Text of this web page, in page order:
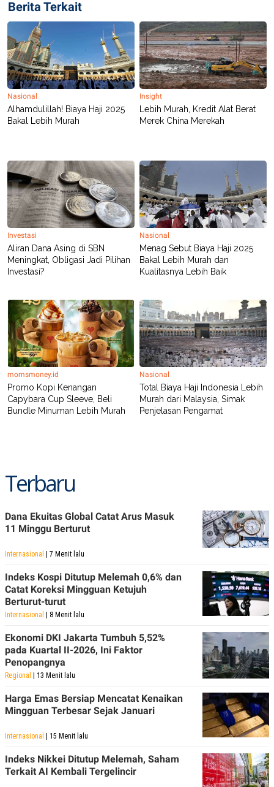
Berita Terkait
Nasional
Alhamdulillah! Biaya Haji 2025
Bakal Lebih Murah
Insight
Lebih Murah, Kredit Alat Berat
Merek China Merekah
Investasi
Aliran Dana Asing di SBN
Meningkat, Obligasi Jadi Pilihan
Investasi?
Nasional
Menag Sebut Biaya Haji 2025
Bakal Lebih Murah dan
Kualitasnya Lebih Baik
momsmoney.id
Promo Kopi Kenangan
Capybara Cup Sleeve, Beli
Bundle Minuman Lebih Murah
Nasional
Total Biaya Haji Indonesia Lebih
Murah dari Malaysia, Simak
Penjelasan Pengamat
Terbaru
Dana Ekuitas Global Catat Arus Masuk
11 Minggu Berturut
Internasional | 7 Menit lalu
Indeks Kospi Ditutup Melemah 0,6% dan
Catat Koreksi Mingguan Ketujuh
Berturut-turut
Internasional | 8 Menit lalu
Ekonomi DKI Jakarta Tumbuh 5,52%
pada Kuartal II-2026, Ini Faktor
Penopangnya
Regional | 13 Menit lalu
Harga Emas Bersiap Mencatat Kenaikan
Mingguan Terbesar Sejak Januari
Internasional | 15 Menit lalu
Indeks Nikkei Ditutup Melemah, Saham
Terkait AI Kembali Tergelincir